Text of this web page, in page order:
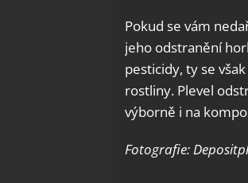
Pokud se vám
jeho odstranění
pesticidy, ty se
rostliny. Plevel
výborně i na
Fotografie: